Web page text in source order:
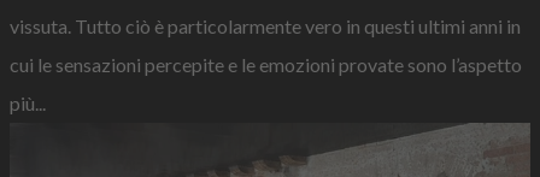
vissuta. Tutto ciò è particolarmente vero in questi ultimi anni in
cui le sensazioni percepite e le emozioni provate sono l’aspetto
più...